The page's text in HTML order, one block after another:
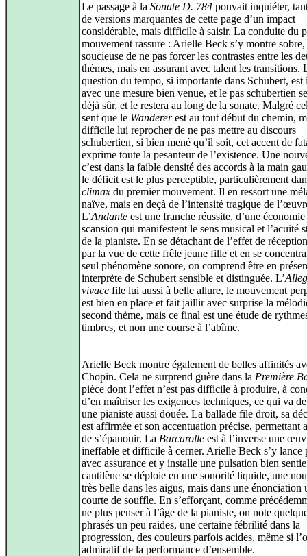
Le passage à la Sonate D. 784 pouvait inquiéter,
de versions marquantes de cette page d’un impact
considérable, mais difficile à saisir. La conduite du
mouvement rassure : Arielle Beck s’y montre sobre,
soucieuse de ne pas forcer les contrastes entre les
thèmes, mais en assurant avec talent les transitions.
question du tempo, si importante dans Schubert, est
avec une mesure bien venue, et le pas schubertien
déjà sûr, et le restera au long de la sonate. Malgré
sent que le Wandererest au tout début du chemin,
difficile lui reprocher de ne pas mettre au discours
schubertien, si bien mené qu’il soit, cet accent de
exprime toute la pesanteur de l’existence. Une
c’est dans la faible densité des accords à la main
le déficit est le plus perceptible, particulièrement
climax du premier mouvement. Il en ressort une
naïve, mais en deçà de l’intensité tragique de
L’Andante est une franche réussite, d’une économie
scansion qui manifestent le sens musical et l’acuité
de la pianiste. En se détachant de l’effet de
par la vue de cette frêle jeune fille et en se
seul phénomène sonore, on comprend être en
interprète de Schubert sensible et distinguée. L’
vivace file lui aussi à belle allure, le mouvement
est bien en place et fait jaillir avec surprise la
second thème, mais ce final est une étude de
timbres, et non une course à l’abîme.
Arielle Beck montre également de belles affinités
Chopin. Cela ne surprend guère dans la Première
pièce dont l’effet n’est pas difficile à produire, à
d’en maîtriser les exigences techniques, ce qui va
une pianiste aussi douée. La ballade file droit, sa
est affirmée et son accentuation précise, permettant
de s’épanouir. La Barcarolle est à l’inverse une
ineffable et difficile à cerner. Arielle Beck s’y lance
avec assurance et y installe une pulsation bien
cantilène se déploie en une sonorité liquide, une
très belle dans les aigus, mais dans une énonciation
courte de souffle. En s’efforçant, comme
ne plus penser à l’âge de la pianiste, on note
phrasés un peu raides, une certaine fébrilité dans la
progression, des couleurs parfois acides, même si
admiratif de la performance d’ensemble.